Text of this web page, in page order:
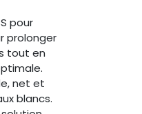
pour
prolonger
tout en
net et
blancs.